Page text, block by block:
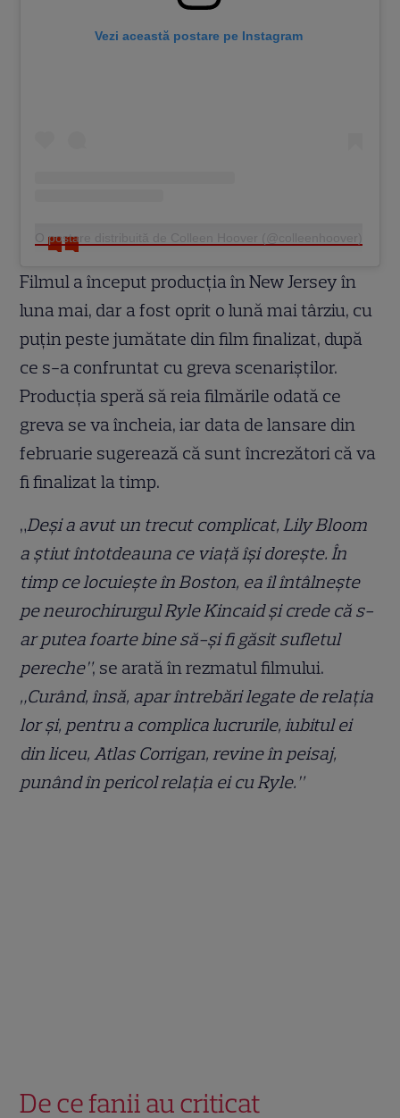
Vezi această postare pe Instagram
O postare distribuită de Colleen Hoover (@colleenhoover)
Filmul a început producția în New Jersey în
luna mai, dar a fost oprit o lună mai târziu, cu
puțin peste jumătate din film finalizat, după
ce s-a confruntat cu greva scenariștilor.
Producția speră să reia filmările odată ce
greva se va încheia, iar data de lansare din
februarie sugerează că sunt încrezători că va
fi finalizat la timp.
„Deși a avut un trecut complicat, Lily Bloom
a știut întotdeauna ce viață își dorește. În
timp ce locuiește în Boston, ea îl întâlnește
pe neurochirurgul Ryle Kincaid și crede că s-
ar putea foarte bine să-și fi găsit sufletul
pereche”, se arată în rezmatul filmului.
„Curând, însă, apar întrebări legate de relația
lor și, pentru a complica lucrurile, iubitul ei
din liceu, Atlas Corrigan, revine în peisaj,
punând în pericol relația ei cu Ryle.”
De ce fanii au criticat